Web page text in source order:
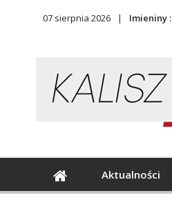
07 sierpnia 2026 Imieniny :
Aktualności